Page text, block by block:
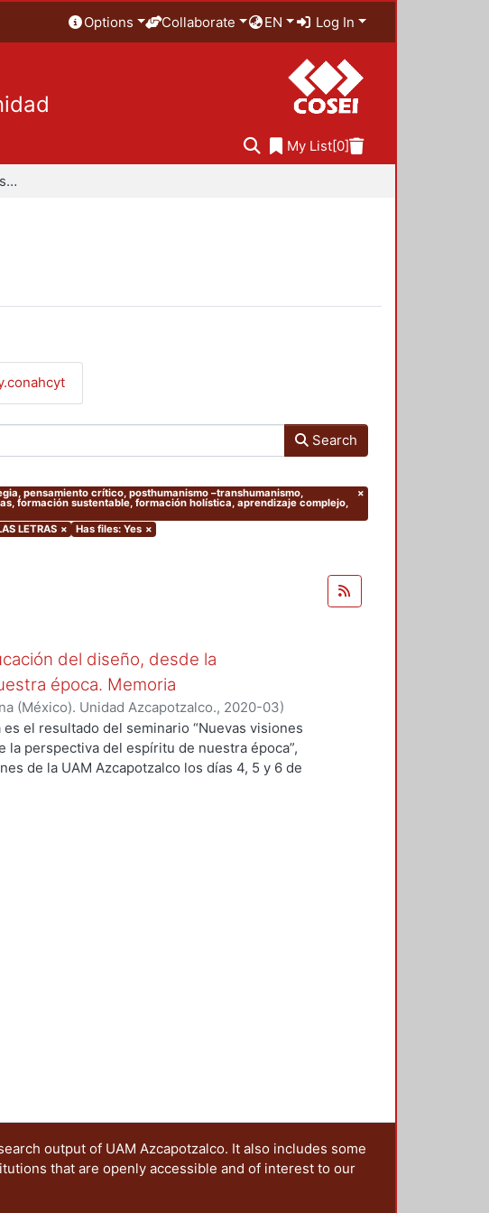
Options Collaborate EN Log In
My List[0]
Libros - Evaluación del Diseño en el Tiempo
Search
pensamiento crítico, posthumanismo –transhumanismo,
formación sustentable, formación holística, aprendizaje complejo,
×
LETRAS × Has files: Yes ×
del diseño, desde la
época. Memoria
(México). Unidad Azcapotzalco., 2020-03)
Urrutia, Sergio ;Hirata Kitahara, Miguel;
Iarene
el resultado del seminario “Nuevas visiones
la perspectiva del espíritu de nuestra época”,
de la UAM Azcapotzalco los días 4, 5 y 6 de
output of UAM Azcapotzalco. It also includes some
that are openly accessible and of interest to our